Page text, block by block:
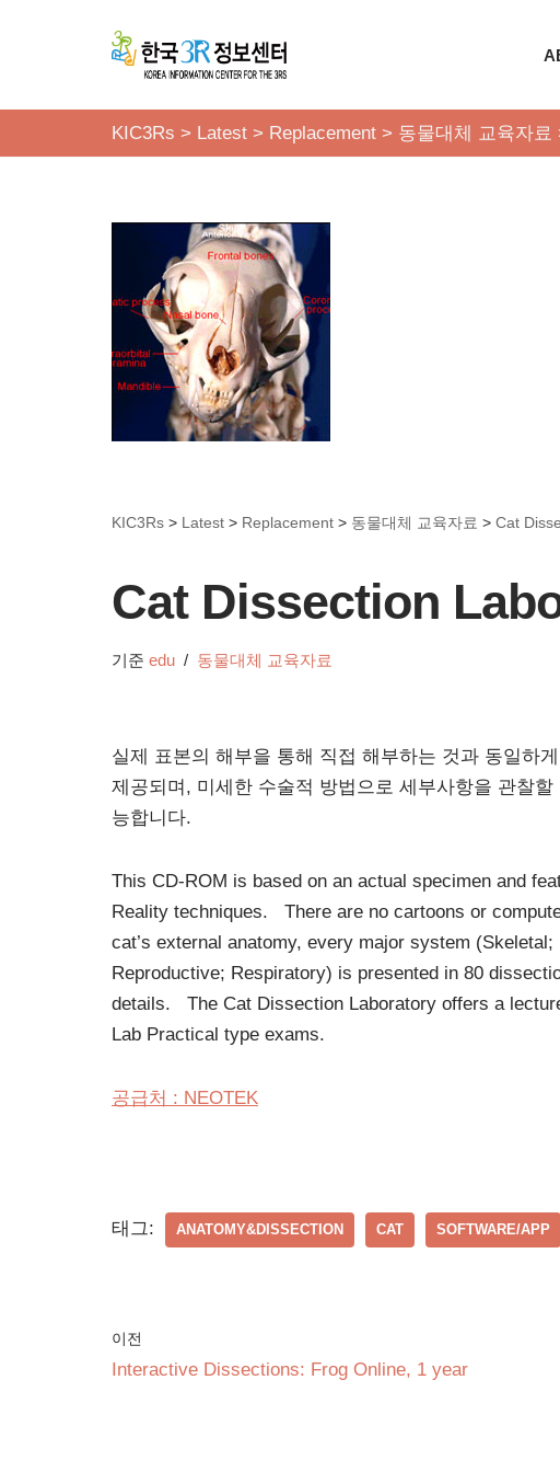
로
KIC3Rs > Latest > Replacement > 동물대체 교육자료
KIC3Rs > Latest > Replacement > 동물대체 교육자료 > Cat
Cat Dissection
기준 edu 동물대체 교육자료
실제 표본의 해부을 통해 직접 해부하는 것과 동일하
제공되며, 미세한 수술적 방법으로 세부사항을 관찰
능합니다.
This CD-ROM is based on an actual specimen and
Reality techniques. There are no cartoons or
cat’s external anatomy, every major system
Reproductive; Respiratory) is presented in 80
details. The Cat Dissection Laboratory offers a
Lab Practical type exams.
공급처 : NEOTEK
태그: ANATOMY&DISSECTION CAT SOFTWARE/APP
이전
Interactive Dissections: Frog Online, 1 year